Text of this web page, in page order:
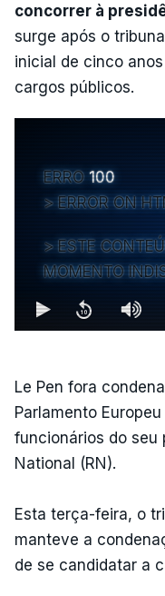
concorrer à
surge após o
inicial de cinco
cargos públicos.
ERRO 100
ERROR ON
ESTE
MOMENTO
Le Pen fora
Parlamento
funcionários do seu
National (RN).
Esta terça-feira, o
manteve a
de se candidatar a